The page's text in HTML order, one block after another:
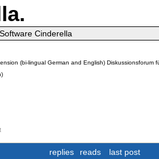
Cinderella
(bi-lingual German and English) Diskussionsforum
replies reads
last post